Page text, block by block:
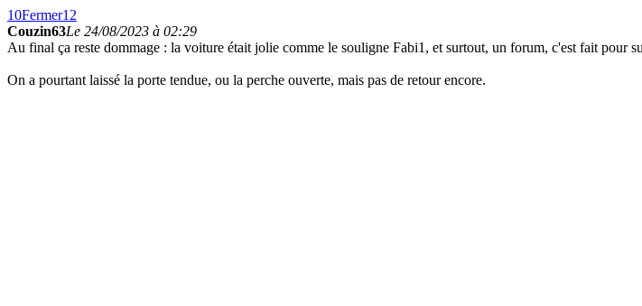
10Fermer12
Couzin63Le 24/08/2023 à 02:29
Au final ça reste dommage : la voiture était jolie comme le souligne Fabi1, et surtout, un forum, c'est fait pour
On a pourtant laissé la porte tendue, ou la perche ouverte, mais pas de retour encore.